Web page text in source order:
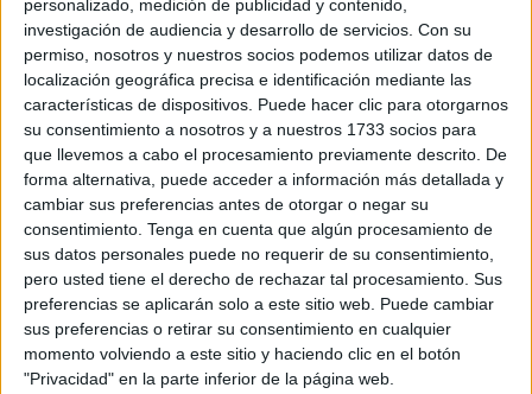
personalizado, medición de publicidad y contenido,
investigación de audiencia y desarrollo de servicios. Con su
permiso, nosotros y nuestros socios podemos utilizar datos de
localización geográfica precisa e identificación mediante las
características de dispositivos. Puede hacer clic para otorgarnos
su consentimiento a nosotros y a nuestros 1733 socios para
que llevemos a cabo el procesamiento previamente descrito. De
forma alternativa, puede acceder a información más detallada y
cambiar sus preferencias antes de otorgar o negar su
consentimiento. Tenga en cuenta que algún procesamiento de
sus datos personales puede no requerir de su consentimiento,
pero usted tiene el derecho de rechazar tal procesamiento. Sus
preferencias se aplicarán solo a este sitio web. Puede cambiar
sus preferencias o retirar su consentimiento en cualquier
momento volviendo a este sitio y haciendo clic en el botón
"Privacidad" en la parte inferior de la página web.
La Consejería de Educación, Cultura y Juventud dio a
conocer los nombres ganadores el día 12 de diciembre, ya
solo quedaba que estos jóvenes recibieran su merecido
obsequio por la dedicación mostrada en este concurso.
Como no podía ser de otra manera, ha estado presente en
la entrega de premios laconsejera de Educación,
Cultura y Juventud, Pilar Orozco.
En este certamenpudieron participar jóvenes de 14 a 30
años con residencia legal en la ciudad que cumplieran los
requisitos fijados en las bases reguladoras y en la
convocatoria.